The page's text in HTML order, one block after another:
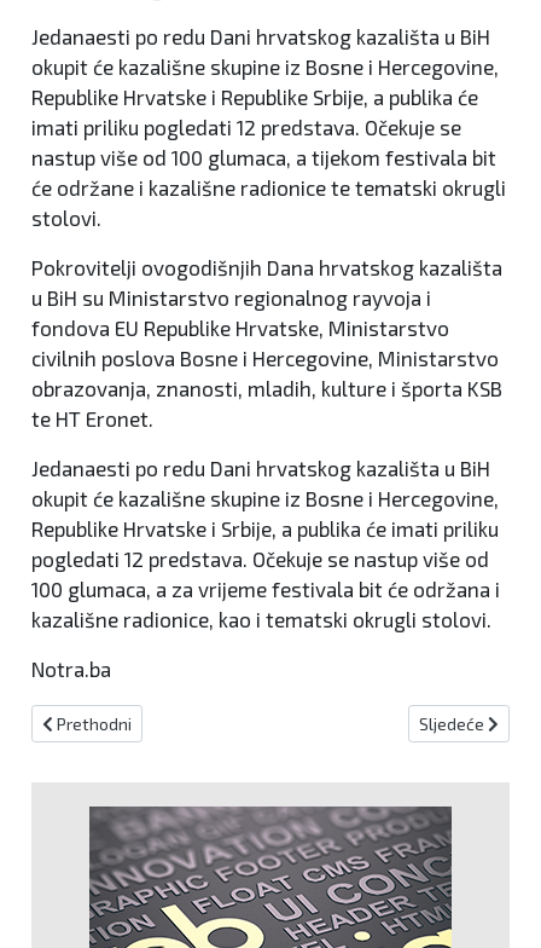
Jedanaesti po redu Dani hrvatskog kazališta u BiH
okupit će kazališne skupine iz Bosne i Hercegovine,
Republike Hrvatske i Republike Srbije, a publika će
imati priliku pogledati 12 predstava. Očekuje se
nastup više od 100 glumaca, a tijekom festivala bit
će održane i kazališne radionice te tematski okrugli
stolovi.
Pokrovitelji ovogodišnjih Dana hrvatskog kazališta
u BiH su Ministarstvo regionalnog rayvoja i
fondova EU Republike Hrvatske, Ministarstvo
civilnih poslova Bosne i Hercegovine, Ministarstvo
obrazovanja, znanosti, mladih, kulture i športa KSB
te HT Eronet.
Jedanaesti po redu Dani hrvatskog kazališta u BiH
okupit će kazališne skupine iz Bosne i Hercegovine,
Republike Hrvatske i Srbije, a publika će imati priliku
pogledati 12 predstava. Očekuje se nastup više od
100 glumaca, a za vrijeme festivala bit će održana i
kazališne radionice, kao i tematski okrugli stolovi.
Notra.ba
Prethodni članak: Poznato koja popularna predstava otvara
Prethodni Sljedeći
Sljedeće